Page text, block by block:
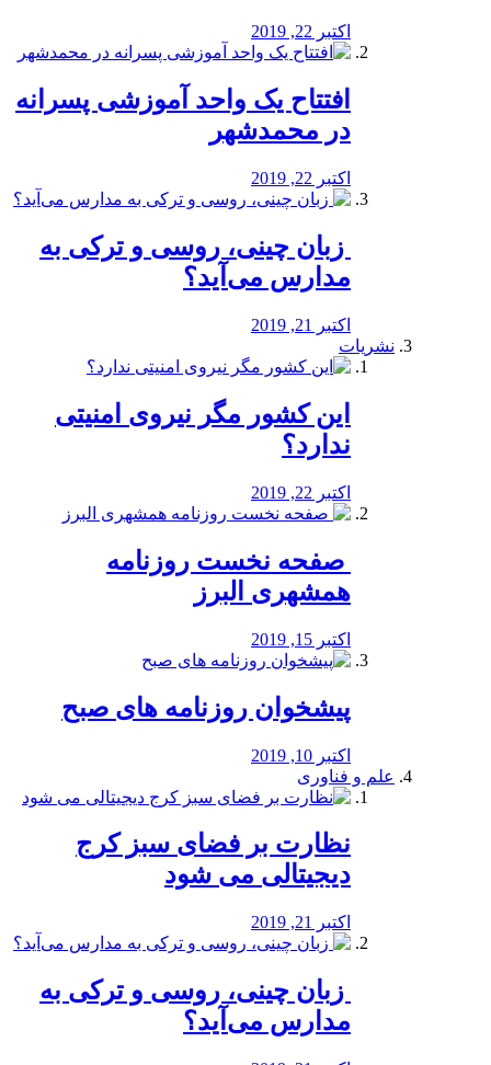
اکتبر 22, 2019
افتتاح یک واحد آموزشی پسرانه
در محمدشهر
اکتبر 22, 2019
️ زبان چینی، روسی و ترکی به
مدارس می‌آید؟
اکتبر 21, 2019
نشریات
این کشور مگر نیروی امنیتی
ندارد؟
اکتبر 22, 2019
️ صفحه نخست روزنامه‌
همشهری البرز
اکتبر 15, 2019
پیشخوان روزنامه های صبح
اکتبر 10, 2019
علم و فناوری
نظارت بر فضای سبز کرج
دیجیتالی می شود
اکتبر 21, 2019
️ زبان چینی، روسی و ترکی به
مدارس می‌آید؟